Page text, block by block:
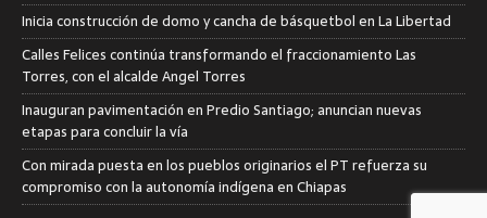
Inicia construcción de domo y cancha de básquetbol en La Libertad
Calles Felices continúa transformando el fraccionamiento Las
Torres, con el alcalde Angel Torres
Inauguran pavimentación en Predio Santiago; anuncian nuevas
etapas para concluir la vía
Con mirada puesta en los pueblos originarios el PT refuerza su
compromiso con la autonomía indígena en Chiapas